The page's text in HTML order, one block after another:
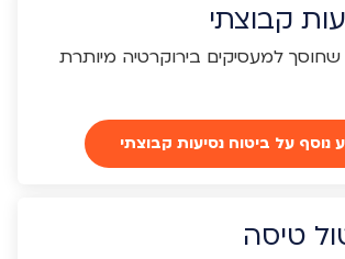
קבוצתי
שחוסך למעסיקים בירוקרטיה מיותרת
נוסף על ביטוח נסיעות קבוצתי
טיסה